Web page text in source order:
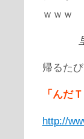
ｗｗｗ
帰るた
「んだ
http://